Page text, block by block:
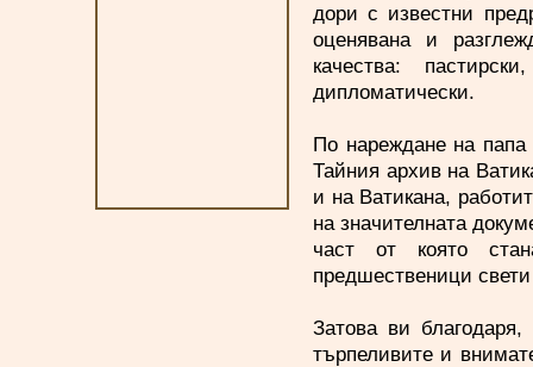
дори с известни
оценявана и
качества:
дипломатически.
По нареждане на
Тайния архив на
и на Ватикана,
на значителната
част от която
предшественици
Затова ви
търпеливите и